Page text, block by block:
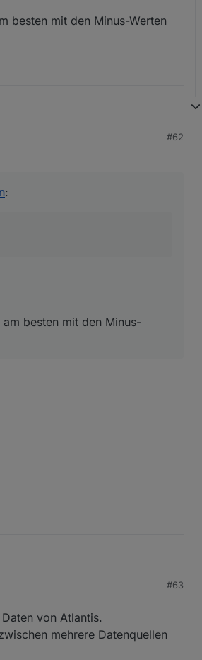
besten mit den Minus-Werten
#62
:
besten mit den Minus-
#63
von Atlantis.
mehrere Datenquellen